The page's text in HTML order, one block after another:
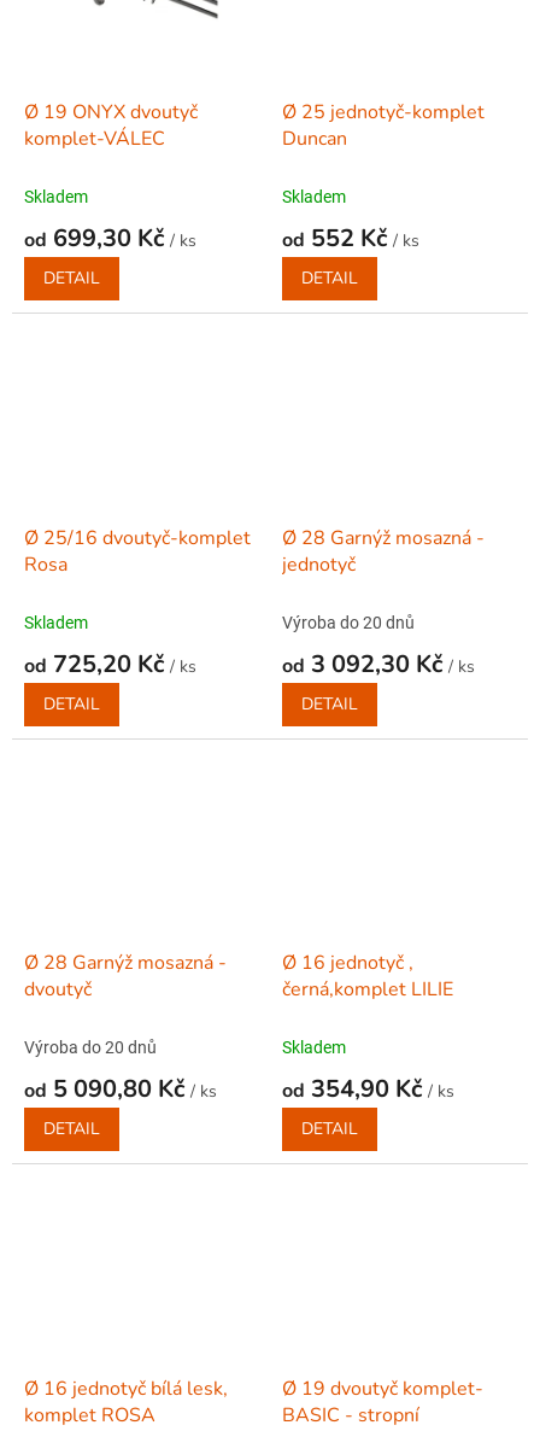
Ø 19 ONYX dvoutyč
komplet-VÁLEC
Skladem
od 699,30 Kč / ks
DETAIL
Ø 25 jednotyč-komplet
Duncan
Skladem
od 552 Kč / ks
DETAIL
Ø 25/16 dvoutyč-komplet
Rosa
Skladem
od 725,20 Kč / ks
DETAIL
Ø 28 Garnýž mosazná -
jednotyč
Výroba do 20 dnů
od 3 092,30 Kč / ks
DETAIL
Ø 28 Garnýž mosazná -
dvoutyč
Výroba do 20 dnů
od 5 090,80 Kč / ks
DETAIL
Ø 16 jednotyč ,
černá,komplet LILIE
Skladem
od 354,90 Kč / ks
DETAIL
Ø 16 jednotyč bílá lesk,
komplet ROSA
Ø 19 dvoutyč komplet-
BASIC - stropní